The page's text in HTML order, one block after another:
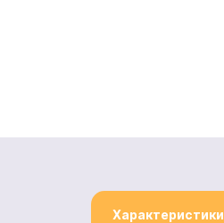
Характеристики